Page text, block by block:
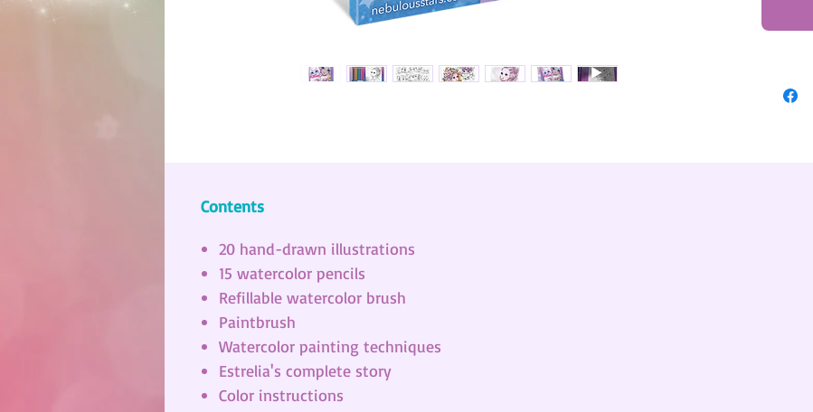
Contents
20 hand-drawn illustrations
15 watercolor pencils
Refillable watercolor brush
Paintbrush
Watercolor painting techniques
Estrelia's complete story
Color instructions